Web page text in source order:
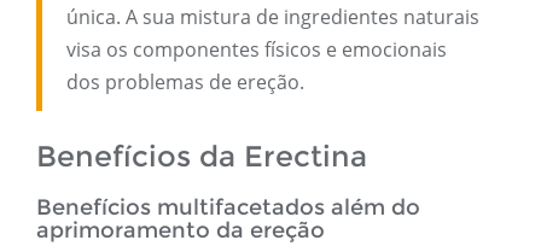
única. A sua mistura de ingredientes naturais
visa os componentes físicos e emocionais
dos problemas de ereção.
Benefícios da Erectina
Benefícios multifacetados além do
aprimoramento da ereção